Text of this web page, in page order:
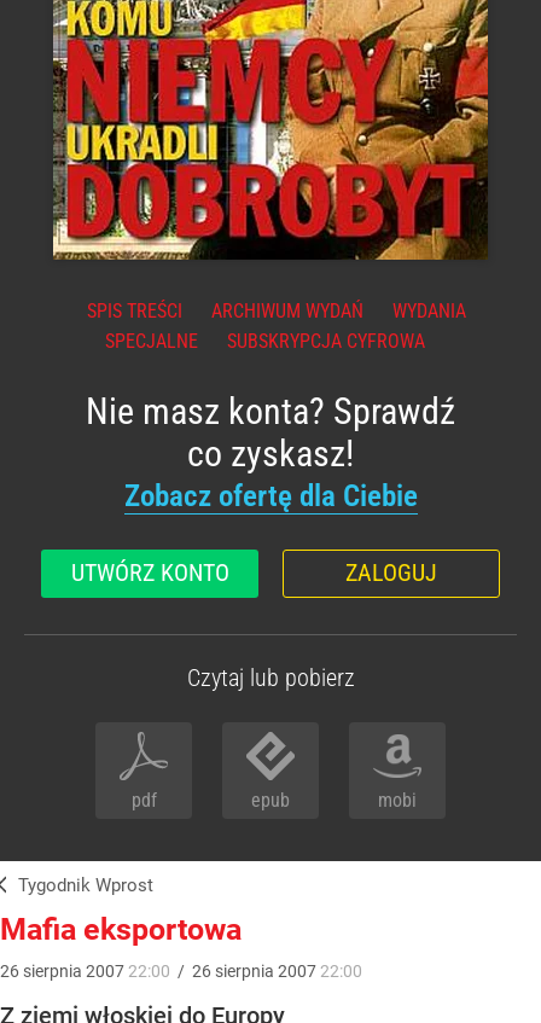
SPIS TREŚCI ARCHIWUM WYDAŃ
WYDANIA
SPECJALNE
SUBSKRYPCJA CYFROWA
Nie masz konta? Sprawdź
co zyskasz!
Zobacz ofertę dla Ciebie
UTWÓRZ KONTO ZALOGUJ
Czytaj lub pobierz
pdf epub mobi
Tygodnik Wprost
Mafia eksportowa
26 sierpnia 2007 22:00 / 26 sierpnia 2007 22:00
Z ziemi włoskiej do Europy